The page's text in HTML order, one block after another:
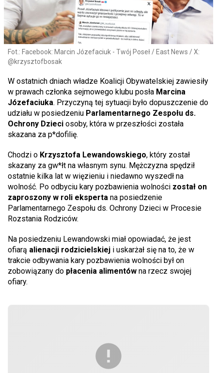
Fot.: Facebook: Marcin Józefaciuk - Twój Poseł / East News / X:
@krzysztofbosak
W ostatnich dniach władze Koalicji Obywatelskiej zawiesiły
w prawach członka sejmowego klubu posła Marcina
Józefaciuka. Przyczyną tej sytuacji było dopuszczenie do
udziału w posiedzeniu Parlamentarnego Zespołu ds.
Ochrony Dzieci osoby, która w przeszłości została
skazana za p*dofilię.
Chodzi o Krzysztofa Lewandowskiego, który został
skazany za gw*łt na własnym synu. Mężczyzna spędził
ostatnie kilka lat w więzieniu i niedawno wyszedł na
wolność. Po odbyciu kary pozbawienia wolności został on
zaproszony w roli eksperta na posiedzenie
Parlamentarnego Zespołu ds. Ochrony Dzieci w Procesie
Rozstania Rodziców.
Na posiedzeniu Lewandowski miał opowiadać, że jest
ofiarą alienacji rodzicielskiej i uskarżał się na to, że w
trakcie odbywania kary pozbawienia wolności był on
zobowiązany do płacenia alimentów na rzecz swojej
ofiary.